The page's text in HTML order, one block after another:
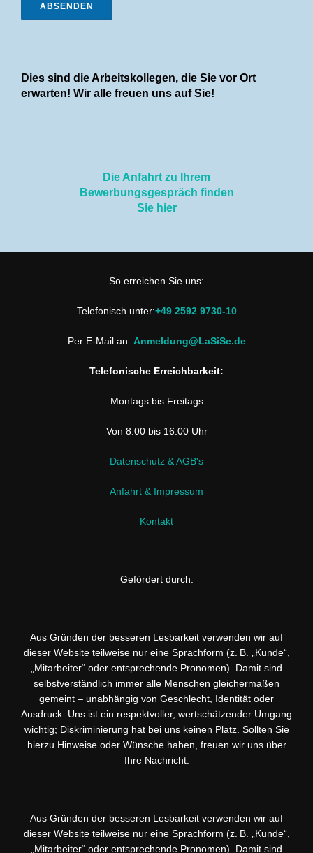
ABSENDEN
Dies sind die Arbeitskollegen, die Sie vor Ort
erwarten! Wir alle freuen uns auf Sie!
Die Anfahrt zu Ihrem
Bewerbungsgespräch finden
Sie hier
So erreichen Sie uns:
Telefonisch unter:+49 2592 9730-10
Per E-Mail an: Anmeldung@LaSiSe.de
Telefonische Erreichbarkeit:
Montags bis Freitags
Von 8:00 bis 16:00 Uhr
Datenschutz & AGB's
Anfahrt & Impressum
Kontakt
Gefördert durch:
Aus Gründen der besseren Lesbarkeit verwenden wir auf
dieser Website teilweise nur eine Sprachform (z. B. „Kunde“,
„Mitarbeiter“ oder entsprechende Pronomen). Damit sind
selbstverständlich immer alle Menschen gleichermaßen
gemeint – unabhängig von Geschlecht, Identität oder
Ausdruck. Uns ist ein respektvoller, wertschätzender Umgang
wichtig; Diskriminierung hat bei uns keinen Platz. Sollten Sie
hierzu Hinweise oder Wünsche haben, freuen wir uns über
Ihre Nachricht.
Aus Gründen der besseren Lesbarkeit verwenden wir auf
dieser Website teilweise nur eine Sprachform (z. B. „Kunde“,
„Mitarbeiter“ oder entsprechende Pronomen). Damit sind